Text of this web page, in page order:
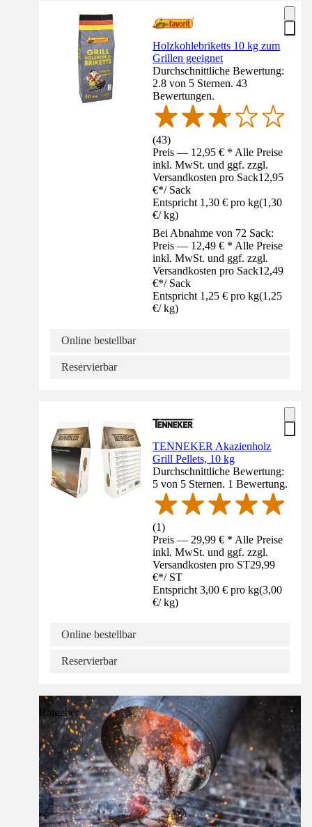
Holzkohlebriketts 10 kg zum
Grillen geeignet
Durchschnittliche Bewertung:
2.8 von 5 Sternen. 43
Bewertungen.
(43)
Preis — 12,95 € * Alle Preise
inkl. MwSt. und ggf. zzgl.
Versandkosten pro Sack12,95
€*/ Sack
Entspricht 1,30 € pro kg(1,30
€/ kg)
Bei Abnahme von 72 Sack:
Preis — 12,49 € * Alle Preise
inkl. MwSt. und ggf. zzgl.
Versandkosten pro Sack12,49
€*/ Sack
Entspricht 1,25 € pro kg(1,25
€/ kg)
Online bestellbar
Reservierbar
TENNEKER Akazienholz
Grill Pellets, 10 kg
Durchschnittliche Bewertung:
5 von 5 Sternen. 1 Bewertung.
(1)
Preis — 29,99 € * Alle Preise
inkl. MwSt. und ggf. zzgl.
Versandkosten pro ST29,99
€*/ ST
Entspricht 3,00 € pro kg(3,00
€/ kg)
Online bestellbar
Reservierbar
Ratgeber